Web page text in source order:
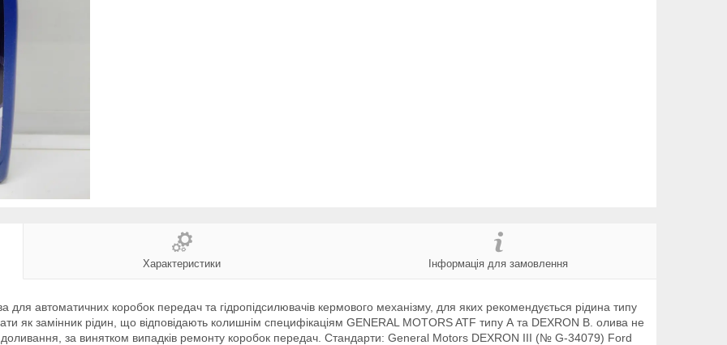
Характеристики Інформація для замовлення
автоматичних коробок передач та гідропідсилювачів кермового механізму, для яких рекомендується рідина типу
як замінник рідин, що відповідають колишнім специфікаціям GENERAL MOTORS ATF типу А та DEXRON B. олива не
доливання, за винятком випадків ремонту коробок передач. Стандарти: General Motors DEXRON III (№ G-34079) Ford